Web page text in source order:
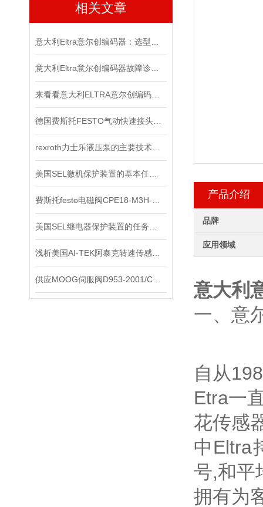
相关文章
产品介绍
品牌
应用领域
意大利
一、意
自从
Etra一
花传感
中Eltra
号,和平
拥有为